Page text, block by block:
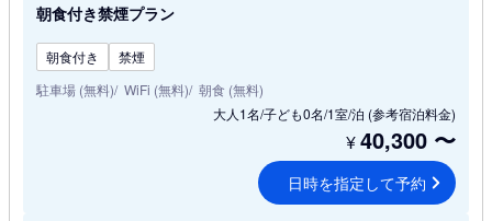
朝食付き禁煙プラン
朝食付き
禁煙
駐車場 (無料) WiFi (無料) 朝食 (無料)
大人1名/子ども0名/1室/泊 (参考宿泊料金)
¥40,300 〜
日時を指定して予約